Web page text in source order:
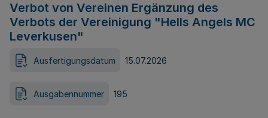
Verbot von Vereinen Ergänzung des
Verbots der Vereinigung "Hells Angels MC
Leverkusen"
Ausfertigungsdatum 15.07.2026
Ausgabennummer 195